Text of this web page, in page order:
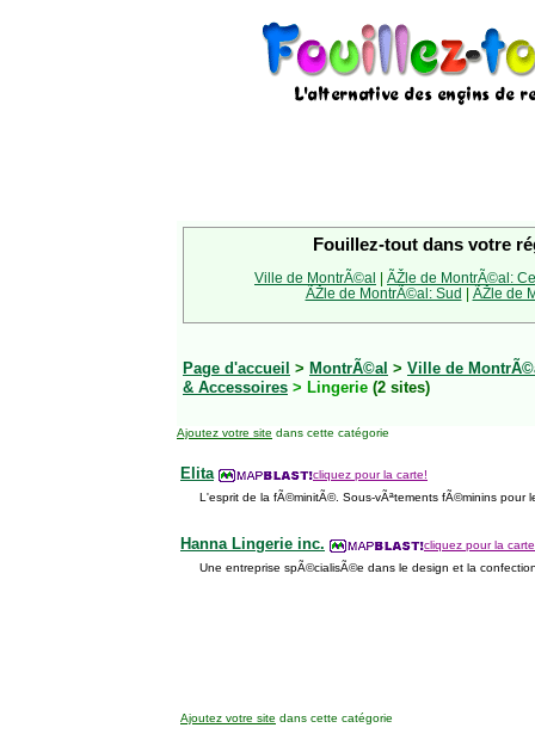
Fouillez-tout dans votre
Ville de MontrÃ©al | ÃŽle de MontrÃ©al:
ÃŽle de MontrÃ©al: Sud | ÃŽle de
Page d'accueil > MontrÃ©al > Ville de
& Accessoires > Lingerie (2 sites)
Ajoutez votre site dans cette catégorie
Elita
cliquez pour la carte!
L'esprit de la fÃ©minitÃ©. Sous-vÃªtements fÃ©minins pour
Hanna Lingerie inc.
cliquez pour la
Une entreprise spÃ©cialisÃ©e dans le design et la
Ajoutez votre site dans cette catégorie